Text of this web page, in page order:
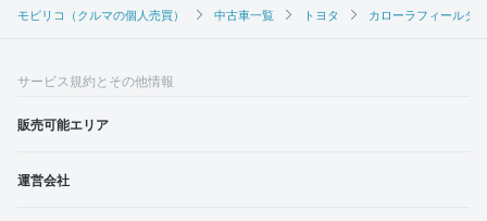
モビリコ（クルマの個人売買） 中古車一覧 トヨタ カローラフィールダー
サービス規約とその他情報
販売可能エリア
運営会社